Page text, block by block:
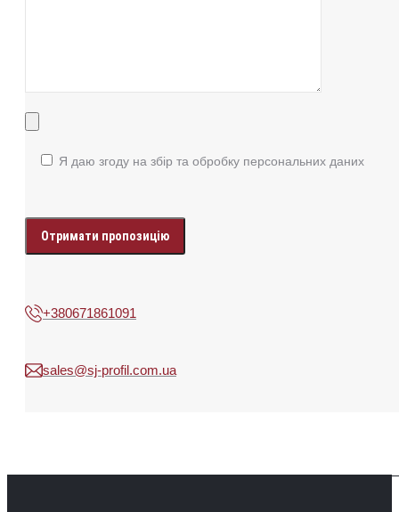
Я даю згоду на збір та обробку персональних даних
your
data
+380671861091
sales@sj-profil.com.ua